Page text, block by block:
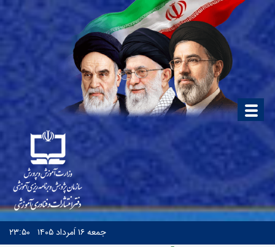
جمعه۱۶ اَمرداد ۱۴۰۵ ۲۳:۵۰